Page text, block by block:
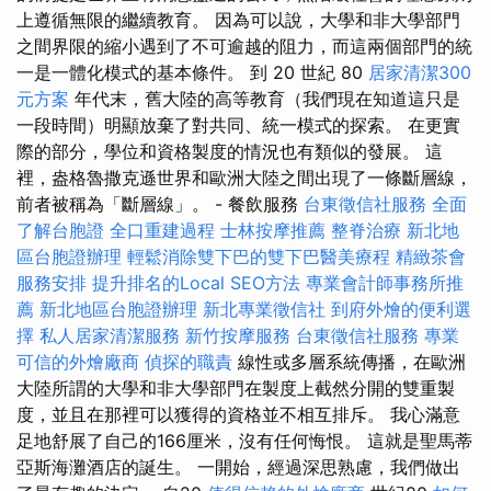
上遵循無限的繼續教育。 因為可以說，大學和非大學部門
之間界限的縮小遇到了不可逾越的阻力，而這兩個部門的統
一是一體化模式的基本條件。 到 20 世紀 80 居家清潔300
元方案 年代末，舊大陸的高等教育（我們現在知道這只是
一段時間）明顯放棄了對共同、統一模式的探索。 在更實
際的部分，學位和資格製度的情況也有類似的發展。 這
裡，盎格魯撒克遜世界和歐洲大陸之間出現了一條斷層線，
前者被稱為「斷層線」。 - 餐飲服務 台東徵信社服務 全面
了解台胞證 全口重建過程 士林按摩推薦 整脊治療 新北地
區台胞證辦理 輕鬆消除雙下巴的雙下巴醫美療程 精緻茶會
服務安排 提升排名的Local SEO方法 專業會計師事務所推
薦 新北地區台胞證辦理 新北專業徵信社 到府外燴的便利選
擇 私人居家清潔服務 新竹按摩服務 台東徵信社服務 專業
可信的外燴廠商 偵探的職責 線性或多層系統傳播，在歐洲
大陸所謂的大學和非大學部門在製度上截然分開的雙重製
度，並且在那裡可以獲得的資格並不相互排斥。 我心滿意
足地舒展了自己的166厘米，沒有任何悔恨。 這就是聖馬蒂
亞斯海灘酒店的誕生。 一開始，經過深思熟慮，我們做出